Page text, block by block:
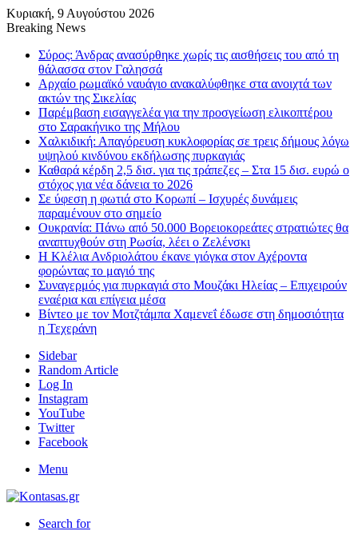
Κυριακή, 9 Αυγούστου 2026
Breaking News
Σύρος: Άνδρας ανασύρθηκε χωρίς τις αισθήσεις του από τη
θάλασσα στον Γαλησσά
Αρχαίο ρωμαϊκό ναυάγιο ανακαλύφθηκε στα ανοιχτά των
ακτών της Σικελίας
Παρέμβαση εισαγγελέα για την προσγείωση ελικοπτέρου
στο Σαρακήνικο της Μήλου
Χαλκιδική: Απαγόρευση κυκλοφορίας σε τρεις δήμους λόγω
υψηλού κινδύνου εκδήλωσης πυρκαγιάς
Καθαρά κέρδη 2,5 δισ. για τις τράπεζες – Στα 15 δισ. ευρώ ο
στόχος για νέα δάνεια το 2026
Σε ύφεση η φωτιά στο Κορωπί – Ισχυρές δυνάμεις
παραμένουν στο σημείο
Ουκρανία: Πάνω από 50.000 Βορειοκορεάτες στρατιώτες θα
αναπτυχθούν στη Ρωσία, λέει ο Ζελένσκι
Η Κλέλια Ανδριολάτου έκανε γιόγκα στον Αχέροντα
φορώντας το μαγιό της
Συναγερμός για πυρκαγιά στο Μουζάκι Ηλείας – Επιχειρούν
εναέρια και επίγεια μέσα
Βίντεο με τον Μοτζτάμπα Χαμενεΐ έδωσε στη δημοσιότητα
η Τεχεράνη
Sidebar
Random Article
Log In
Instagram
YouTube
Twitter
Facebook
Menu
Search for